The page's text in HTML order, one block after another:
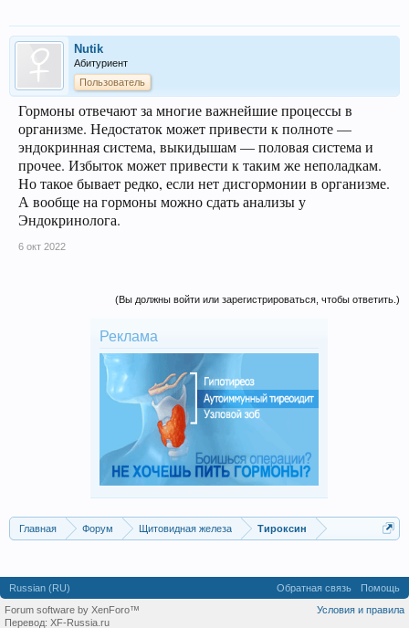
Nutik
Абитуриент
Пользователь
Гормоны отвечают за многие важнейшие процессы в
организме. Недостаток может привести к полноте —
эндокринная система, выкидышам — половая система и
прочее. Избыток может привести к таким же неполадкам.
Но такое бывает редко, если нет дисгормонии в организме.
А вообще на гормоны можно сдать анализы у
Эндокринолога.
6 окт 2022
(Вы должны войти или зарегистрироваться, чтобы ответить.)
Реклама
Главная Форум Щитовидная железа Тироксин
Russian (RU) Обратная связь
Помощь
Условия и правила
Forum software by XenForo™
Перевод: XF-Russia.ru